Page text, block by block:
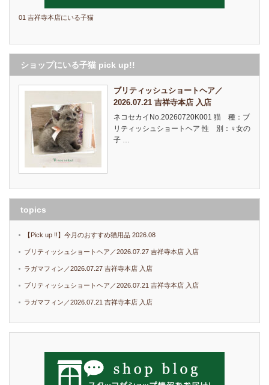
01 吉祥寺本店にいる子猫
ショップにいる子猫 pick up!!
ブリティッシュショートヘア／
2026.07.21 吉祥寺本店 入店
ネコセカイNo.20260720K001 猫 種：ブ
リティッシュショートヘア 性 別：♀女の
子 …
topics
【Pick up !!】今月のおすすめ猫用品 2026.08
ブリティッシュショートヘア／2026.07.27 吉祥寺本店 入店
ラガマフィン／2026.07.27 吉祥寺本店 入店
ブリティッシュショートヘア／2026.07.21 吉祥寺本店 入店
ラガマフィン／2026.07.21 吉祥寺本店 入店